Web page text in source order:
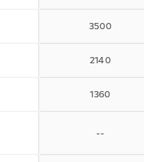
3500
2140
1360
--